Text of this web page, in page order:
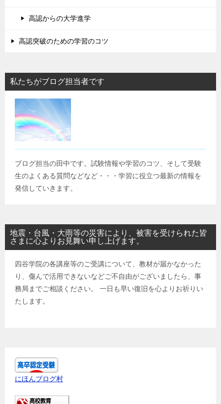
高認からの大学進学
高認突破のための学習のコツ
私たちがブログ担当者です
ブログ担当の田中です。試験情報や学習のコツ、そして受験
生のよくある質問などなど・・・学習に役立つ最新の情報を
発信していきます。
地震・台風・大雨等の災害により、被害を受けられた皆
さまに心よりお見舞い申し上げます。
四谷学院の各講座等のご受講について、教材が届かなかった
り、傷んで活用できないなどご不自由がございましたら、事
務局までご相談ください。 一日も早い復旧を心よりお祈りい
たします。
にほんブログ村